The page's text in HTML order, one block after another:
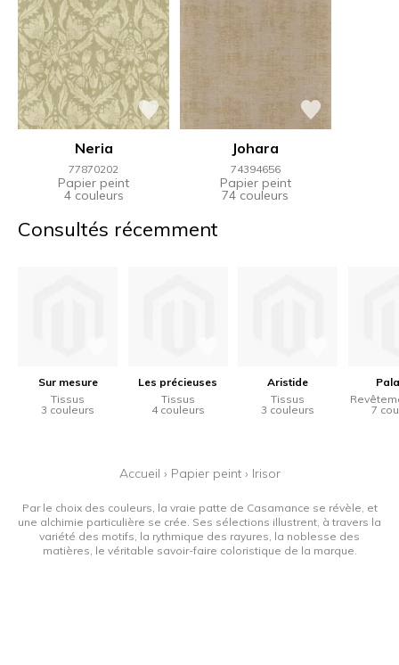
Neria
77870202
Papier peint
4 couleurs
Johara
74394656
Papier peint
74 couleurs
Consultés récemment
Sur mesure
Tissus
3 couleurs
Les précieuses
Tissus
4 couleurs
Aristide
Tissus
3 couleurs
7
Accueil › Papier peint› Irisor
Par le choix des couleurs, la vraie patte de Casamance se révèle, et
une alchimie particulière se crée. Ses sélections illustrent, à travers la
variété des motifs, la rythmique des rayures, la noblesse des
matières, le véritable savoir-faire coloristique de la marque.